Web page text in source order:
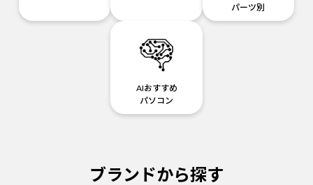
パーツ別
AIおすすめ
パソコン
ブランドから探す